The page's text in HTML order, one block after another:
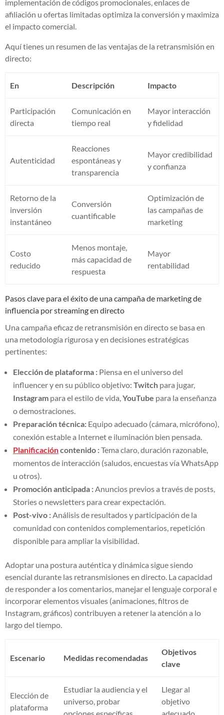
implementación de códigos promocionales, enlaces de
afiliación u ofertas limitadas optimiza la conversión y maximiza
el impacto comercial.
Aquí tienes un resumen de las ventajas de la retransmisión en
directo:
En Descripción Impacto
Participación
directa
Comunicación en
tiempo real
Mayor interacción
y fidelidad
Autenticidad
Reacciones
espontáneas y
transparencia
Mayor credibilidad
y confianza
Retorno de la
inversión
instantáneo
Conversión
cuantificable
Optimización de
las campañas de
marketing
Costo
reducido
Menos montaje,
más capacidad de
respuesta
Mayor
rentabilidad
Pasos clave para el éxito de una campaña de marketing de
influencia por streaming en directo
Una campaña eficaz de retransmisión en directo se basa en
una metodología rigurosa y en decisiones estratégicas
pertinentes:
Elección de plataforma : Piensa en el universo del
influencer y en su público objetivo: Twitch para jugar,
Instagram para el estilo de vida, YouTube para la enseñanza
o demostraciones.
Preparación técnica: Equipo adecuado (cámara, micrófono),
conexión estable a Internet e iluminación bien pensada.
Planificacióncontenido :Tema claro, duración razonable,
momentos de interacción (saludos, encuestas vía WhatsApp
u otros).
Promoción anticipada : Anuncios previos a través de posts,
Stories o newsletters para crear expectación.
Post-vivo : Análisis de resultados y participación de la
comunidad con contenidos complementarios, repetición
disponible para ampliar la visibilidad.
Adoptar una postura auténtica y dinámica sigue siendo
esencial durante las retransmisiones en directo. La capacidad
de responder a los comentarios, manejar el lenguaje corporal e
incorporar elementos visuales (animaciones, filtros de
Instagram, gráficos) contribuyen a retener la atención a lo
largo del tiempo.
Escenario Medidas recomendadas
Objetivos
clave
Elección de
plataforma
Estudiar la audiencia y el
universo, probar
opciones específicas
Llegar al
objetivo
adecuado